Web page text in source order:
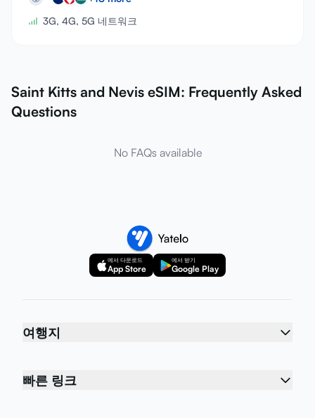
3G, 4G, 5G 네트워크
Saint Kitts and Nevis eSIM: Frequently Asked
Questions
No FAQs available
에서 다운로드
App Store
에서 받기
Google Play
여행지
빠른 링크